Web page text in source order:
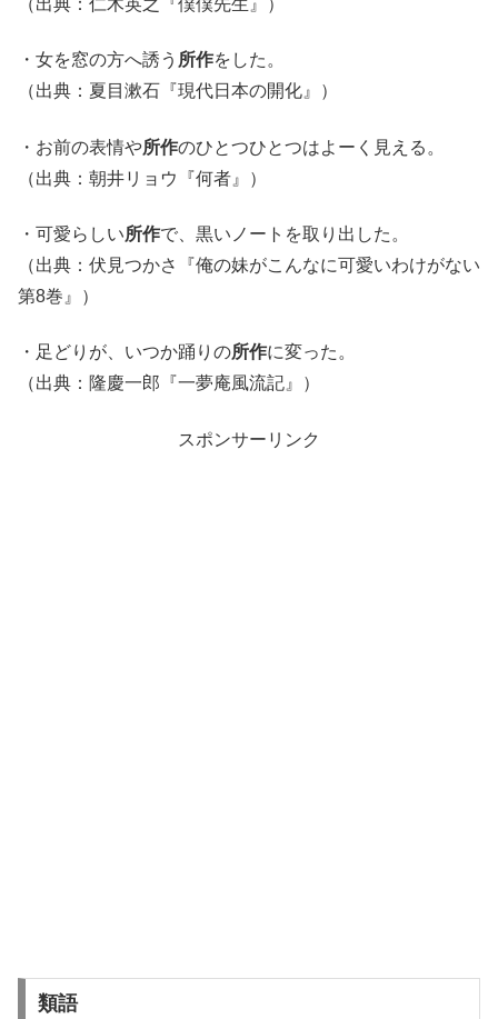
・女を窓の方へ誘う 所作をした。
（出典：夏目漱石『現代日本の開化』）
・お前の表情や所作のひとつひとつはよーく見える。
（出典：朝井リョウ『何者』）
・可愛らしい所作で、黒いノートを取り出した。
（出典：伏見つかさ『俺の妹がこんなに可愛いわけがない
第8巻』）
・足どりが、いつか踊りの所作に変った。
（出典：隆慶一郎『一夢庵風流記』）
スポンサーリンク
類語